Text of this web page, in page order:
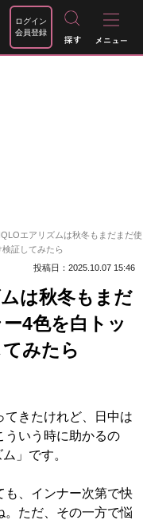
ログイン
会員登録
エアリズムは秋冬もまだまだ使
証してみたら
投稿日：2025.10.07 15:46
は秋冬もまだ
4色を白トッ
みたら
きたけれど、日中は
ういう時に助かるの
」です。
、インナー次第で快
。ただ、その一方で悩